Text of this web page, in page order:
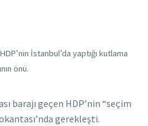
İstanbul’da yaptığı kutlama
önü.
barajı geçen HDP’nin “seçim
gerekleşti.